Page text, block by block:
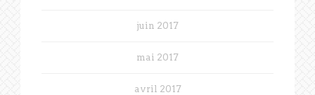
juin 2017
mai 2017
avril 2017